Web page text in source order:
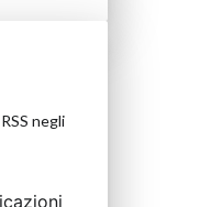
negli